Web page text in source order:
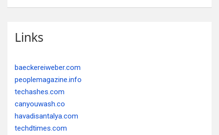
Links
baeckereiweber.com
peoplemagazine.info
techashes.com
canyouwash.co
havadisantalya.com
techdtimes.com